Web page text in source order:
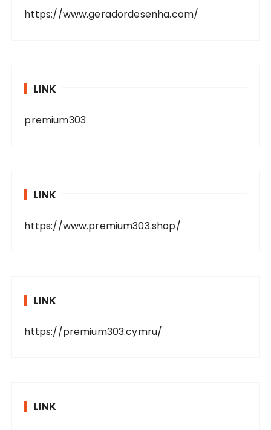
https://www.geradordesenha.com/
LINK
premium303
LINK
https://www.premium303.shop/
LINK
https://premium303.cymru/
LINK